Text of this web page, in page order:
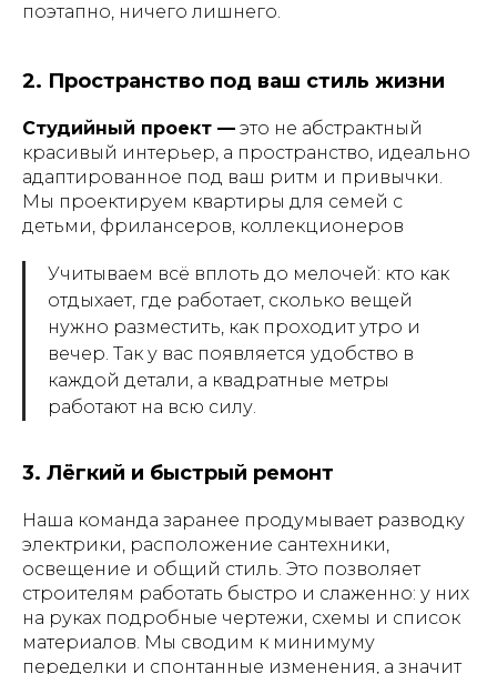
поэтапно, ничего лишнего.
2. Пространство под ваш стиль жизни
Студийный проект — это не абстрактный
красивый интерьер, а пространство, идеально
адаптированное под ваш ритм и привычки.
Мы проектируем квартиры для семей с
детьми, фрилансеров, коллекционеров
Учитываем всё вплоть до мелочей: кто как
отдыхает, где работает, сколько вещей
нужно разместить, как проходит утро и
вечер. Так у вас появляется удобство в
каждой детали, а квадратные метры
работают на всю силу.
3. Лёгкий и быстрый ремонт
Наша команда заранее продумывает разводку
электрики, расположение сантехники,
освещение и общий стиль. Это позволяет
строителям работать быстро и слаженно: у них
на руках подробные чертежи, схемы и список
материалов. Мы сводим к минимуму
переделки и спонтанные изменения, а значит